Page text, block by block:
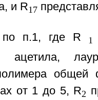
и R17
п.1, где R 1
от 1 до 5, R2